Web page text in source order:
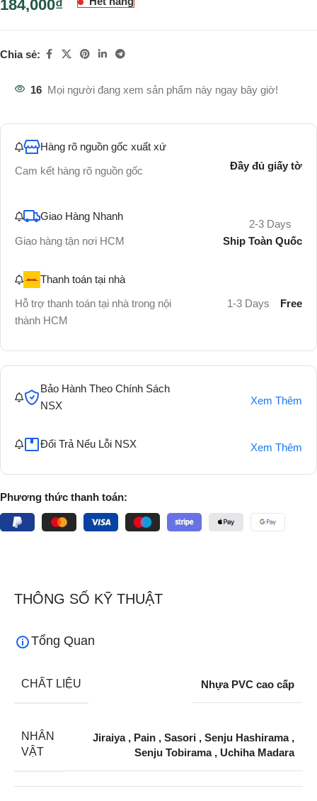
184,000₫
Chia sẻ:
16 Mọi người đang xem sản phẩm này ngay bây giờ!
Hàng rõ nguồn gốc xuất xứ
Cam kết hàng rõ nguồn gốc
Đầy đủ giấy tờ
Giao Hàng Nhanh
Giao hàng tận nơi HCM
2-3 Days
Ship Toàn Quốc
Thanh toán tại nhà
Hỗ trợ thanh toán tại nhà trong nội
thành HCM
1-3 Days Free
Bảo Hành Theo Chính Sách
NSX
Xem Thêm
Đổi Trả Nếu Lỗi NSX Xem Thêm
Phương thức thanh toán:
THÔNG SỐ KỸ THUẬT
Tổng Quan
CHẤT LIỆU Nhựa PVC cao cấp
NHÂN
VẬT
Jiraiya , Pain , Sasori , Senju Hashirama ,
Senju Tobirama , Uchiha Madara